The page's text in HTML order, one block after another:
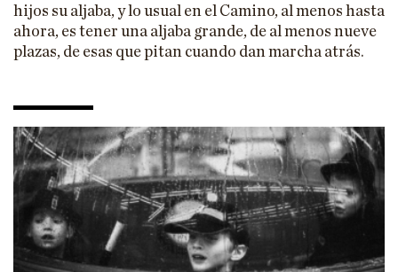
hijos su aljaba, y lo usual en el Camino, al menos hasta
ahora, es tener una aljaba grande, de al menos nueve
plazas, de esas que pitan cuando dan marcha atrás.